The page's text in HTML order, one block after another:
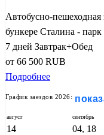
Автобусно-пешеходная
бункере Сталина - парк
7 дней Завтрак+Обед
от 66 500 RUB
Подробнее
График заездов 2026:
август
14
сентябрь
04, 18